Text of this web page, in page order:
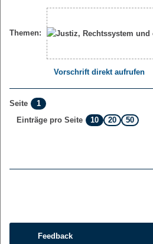
Themen:
Vorschrift direkt aufrufen
Seite
1
Einträge pro Seite
10 20 50
Feedback